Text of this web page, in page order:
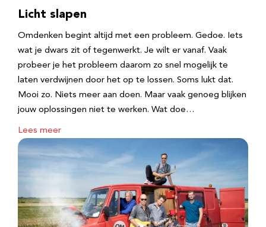
Licht slapen
Omdenken begint altijd met een probleem. Gedoe. Iets
wat je dwars zit of tegenwerkt. Je wilt er vanaf. Vaak
probeer je het probleem daarom zo snel mogelijk te
laten verdwijnen door het op te lossen. Soms lukt dat.
Mooi zo. Niets meer aan doen. Maar vaak genoeg blijken
jouw oplossingen niet te werken. Wat doe…
Lees meer